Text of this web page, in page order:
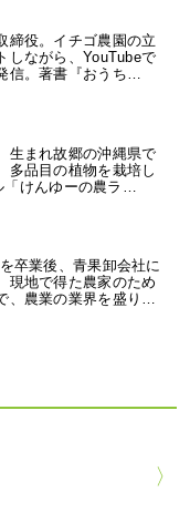
締役。イチゴ農園の立
しながら、YouTubeで
信。著書『おうち…
生まれ故郷の沖縄県で
多品目の植物を栽培し
けんゆーの農ラ…
卒業後、青果卸会社に
現地で得た農家のため
、農業の業界を盛り…